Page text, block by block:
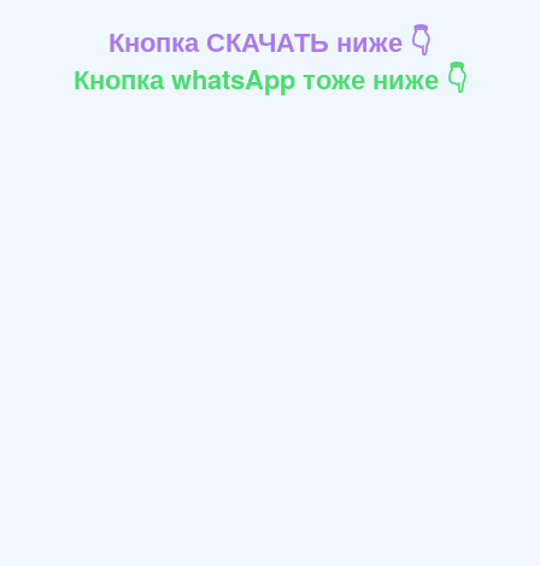
Кнопка СКАЧАТЬ ниже 👇
Кнопка whatsApp тоже ниже 👇